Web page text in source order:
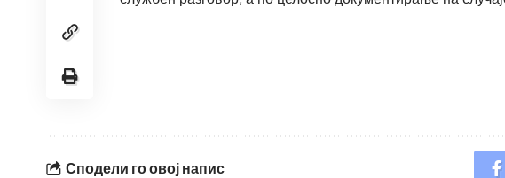
Сподели го овој напис